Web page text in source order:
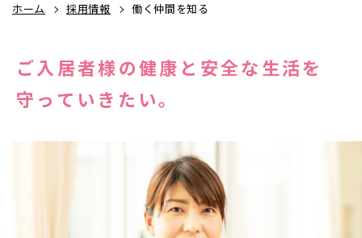
ホーム 採用情報 働く仲間を知る
ご入居者様の健康と安全な生活を
守っていきたい。